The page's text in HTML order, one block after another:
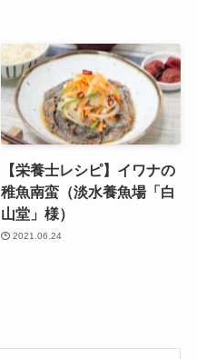
【栄養士レシピ】イワナの
稚魚南蛮（淡水養魚場「白
山堂」様）
2021.06.24